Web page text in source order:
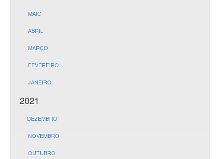
MAIO
ABRIL
MARÇO
FEVEREIRO
JANEIRO
2021
DEZEMBRO
NOVEMBRO
OUTUBRO